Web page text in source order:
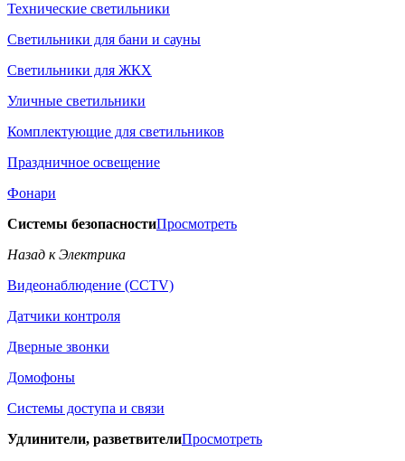
Технические светильники
Светильники для бани и сауны
Светильники для ЖКХ
Уличные светильники
Комплектующие для светильников
Праздничное освещение
Фонари
Системы безопасностиПросмотреть
Назад к Электрика
Видеонаблюдение (CCTV)
Датчики контроля
Дверные звонки
Домофоны
Системы доступа и связи
Удлинители, разветвителиПросмотреть